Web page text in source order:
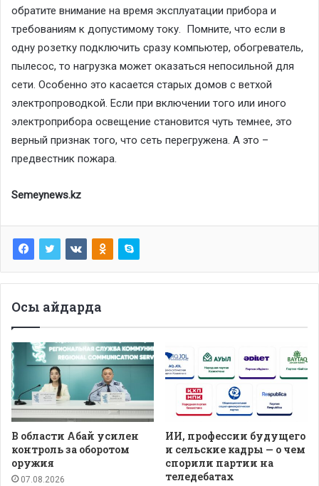
обратите внимание на время эксплуатации прибора и
требованиям к допустимому току. Помните, что если в
одну розетку подключить сразу компьютер, обогреватель,
пылесос, то нагрузка может оказаться непосильной для
сети. Особенно это касается старых домов с ветхой
электропроводкой. Если при включении того или иного
электроприбора освещение становится чуть темнее, это
верный признак того, что сеть перегружена. А это –
предвестник пожара.
Semeynews.kz
Осы айдарда
В области Абай усилен
контроль за оборотом
оружия
07.08.2026
ИИ, профессии будущего
и сельские кадры — о чем
спорили партии на
теледебатах